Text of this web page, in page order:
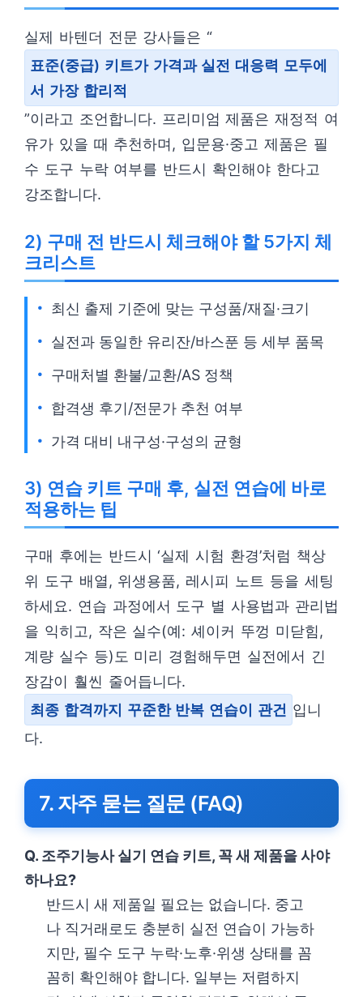
실제 바텐더 전문 강사들은 “
표준(중급) 키트가 가격과 실전 대응력 모두에
서 가장 합리적
”이라고 조언합니다. 프리미엄 제품은 재정적 여
유가 있을 때 추천하며, 입문용·중고 제품은 필
수 도구 누락 여부를 반드시 확인해야 한다고
강조합니다.
2) 구매 전 반드시 체크해야 할 5가지 체
크리스트
최신 출제 기준에 맞는 구성품/재질·크기
실전과 동일한 유리잔/바스푼 등 세부 품목
구매처별 환불/교환/AS 정책
합격생 후기/전문가 추천 여부
가격 대비 내구성·구성의 균형
3) 연습 키트 구매 후, 실전 연습에 바로
적용하는 팁
구매 후에는 반드시 ‘실제 시험 환경’처럼 책상
위 도구 배열, 위생용품, 레시피 노트 등을 세팅
하세요. 연습 과정에서 도구 별 사용법과 관리법
을 익히고, 작은 실수(예: 셰이커 뚜껑 미닫힘,
계량 실수 등)도 미리 경험해두면 실전에서 긴
장감이 훨씬 줄어듭니다.
최종 합격까지 꾸준한 반복 연습이 관건 입니
다.
7. 자주 묻는 질문 (FAQ)
Q. 조주기능사 실기 연습 키트, 꼭 새 제품을 사야
하나요?
반드시 새 제품일 필요는 없습니다. 중고
나 직거래로도 충분히 실전 연습이 가능하
지만, 필수 도구 누락·노후·위생 상태를 꼼
꼼히 확인해야 합니다. 일부는 저렴하지